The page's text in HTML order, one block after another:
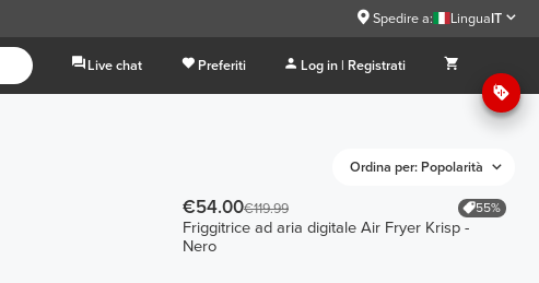
Spedire a: LinguaIT
Live chat Preferiti Log in | Registrati
Ordina per: Popolarità
€54.00€119.99 55%
Friggitrice ad aria digitale Air Fryer Krisp -
Nero